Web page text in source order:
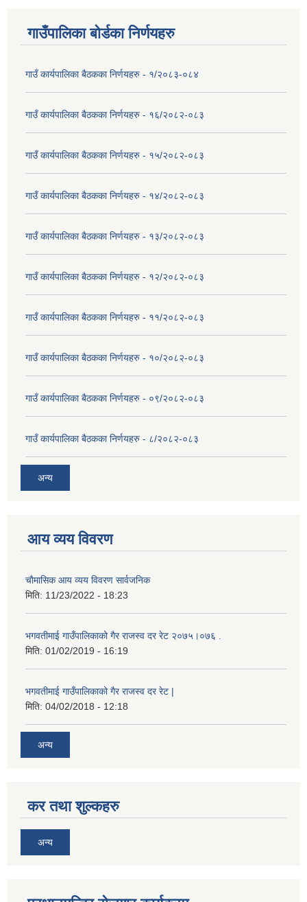
गाउँपालिका बोर्डका निर्णयहरु
गाउँ कार्यपालिका बैठकका निर्णयहरु - १/२०८३-०८४
गाउँ कार्यपालिका बैठकका निर्णयहरु - १६/२०८२-०८३
गाउँ कार्यपालिका बैठकका निर्णयहरु - १५/२०८२-०८३
गाउँ कार्यपालिका बैठकका निर्णयहरु - १४/२०८२-०८३
गाउँ कार्यपालिका बैठकका निर्णयहरु - १३/२०८२-०८३
गाउँ कार्यपालिका बैठकका निर्णयहरु - १२/२०८२-०८३
गाउँ कार्यपालिका बैठकका निर्णयहरु - ११/२०८२-०८३
गाउँ कार्यपालिका बैठकका निर्णयहरु - १०/२०८२-०८३
गाउँ कार्यपालिका बैठकका निर्णयहरु - ०९/२०८२-०८३
गाउँ कार्यपालिका बैठकका निर्णयहरु - ८/२०८२-०८३
अन्य
आय व्यय विवरण
चाैमासिक आय व्यय विवरण सार्वजनिक
मिति: 11/23/2022 - 18:23
भगवतीमाई गाउँपालिकाको गैर राजस्व दर रेट २०७५।०७६ .
मिति: 01/02/2019 - 16:19
भगवतीमाई गाउँपालिकाको गैर राजस्व दर रेट |
मिति: 04/02/2018 - 12:18
अन्य
कर तथा शुल्कहरु
अन्य